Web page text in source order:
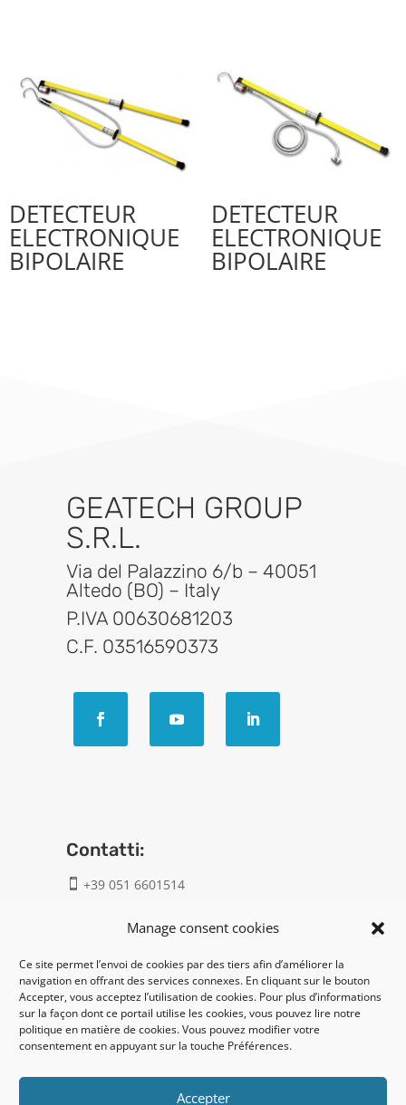
Manage consent cookies
Ce site permet l’envoi de cookies par des tiers afin d’améliorer la
navigation en offrant des services connexes. En cliquant sur le bouton
Accepter, vous acceptez l’utilisation de cookies. Pour plus d’informations
sur la façon dont ce portail utilise les cookies, vous pouvez lire notre
politique en matière de cookies. Vous pouvez modifier votre
consentement en appuyant sur la touche Préférences.
Accepter
DETECTEUR
ELECTRONIQUE
BIPOLAIRE
DETECTEUR
ELECTRONIQUE
BIPOLAIRE
GEATECH GROUP
S.R.L.
Via del Palazzino 6/b – 40051
Altedo (BO) – Italy
P.IVA 00630681203
C.F. 03516590373
Contatti:
 +39 051 6601514
info@geatech.it
UNI EN ISO 9001: 2015
Legal:
Privacy policy